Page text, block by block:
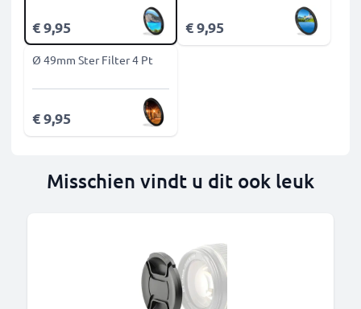
€ 9,95 € 9,95
Ø 49mm Ster Filter 4 Pt
€ 9,95
Misschien vindt u dit ook leuk